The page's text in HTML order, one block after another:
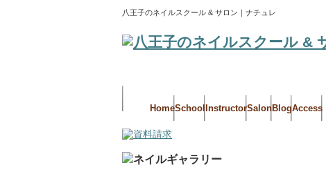
八王子のネイルスクール & サロン｜ナチュレ
HomeSchool InstructorSalonBlogAccess